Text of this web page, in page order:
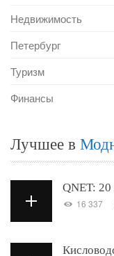
Недвижимость
Петербург
Туризм
Финансы
Лучшее в
QNET: 20
16 337